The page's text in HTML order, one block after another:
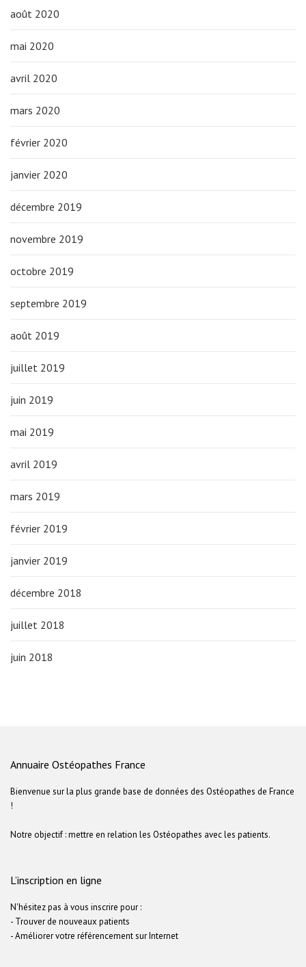
août 2020
mai 2020
avril 2020
mars 2020
février 2020
janvier 2020
décembre 2019
novembre 2019
octobre 2019
septembre 2019
août 2019
juillet 2019
juin 2019
mai 2019
avril 2019
mars 2019
février 2019
janvier 2019
décembre 2018
juillet 2018
juin 2018
Annuaire Ostéopathes France
Bienvenue sur la plus grande base de données des Ostéopathes de France
!
Notre objectif : mettre en relation les Ostéopathes avec les patients.
L’inscription en ligne
N'hésitez pas à vous inscrire pour :
- Trouver de nouveaux patients
- Améliorer votre référencement sur Internet